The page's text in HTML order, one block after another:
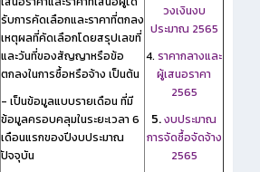
รับการคัดเลือกและราคาที่ตกลง
เหตุผลที่คัดเลือกโดยสรุปเลขที่
และวันที่ของสัญญาหรือข้อ
ตกลงในการซื้อหรือจ้าง เป็นต้น
- เป็นข้อมูลแบบรายเดือน ที่มี
ข้อมูลครอบคลุมในระยะเวลา 6
เดือนแรกของปีงบประมาณ
ปัจจุบัน
วงเงินงบ
ประมาณ 2565
4. ราคากลางและ
ผู้เสนอราคา
2565
5.งบประมาณ
การจัดซื้อจัดจ้าง
2565